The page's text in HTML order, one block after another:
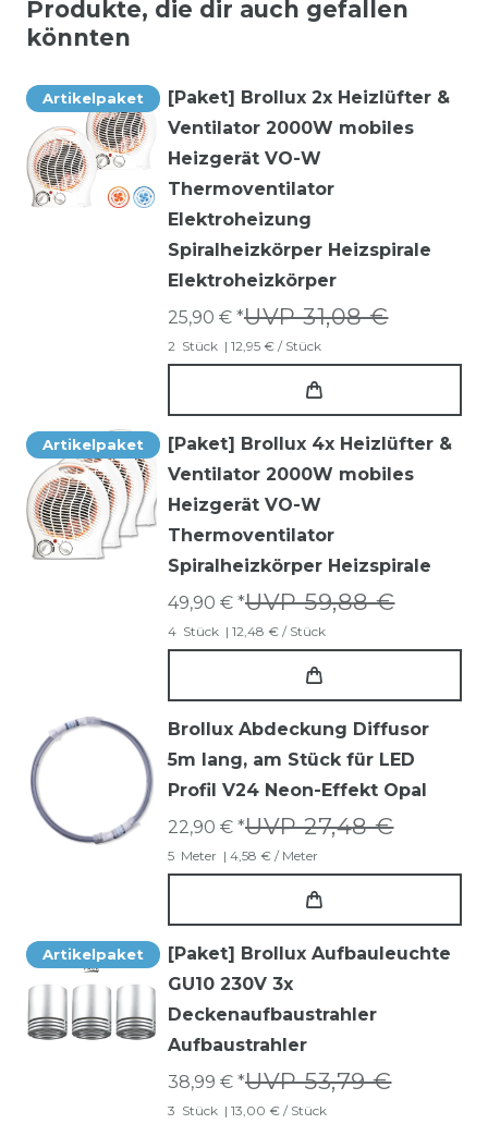
Produkte, die dir auch gefallen
könnten
Artikelpaket
[Paket] Brollux 2x Heizlüfter &
Ventilator 2000W mobiles
Heizgerät VO-W
Thermoventilator
Elektroheizung
Spiralheizkörper Heizspirale
Elektroheizkörper
UVP 31,08 €
25,90 € *
2 Stück | 12,95 € / Stück
Artikelpaket
[Paket] Brollux 4x Heizlüfter &
Ventilator 2000W mobiles
Heizgerät VO-W
Thermoventilator
Spiralheizkörper Heizspirale
UVP 59,88 €
49,90 € *
4 Stück | 12,48 € / Stück
Brollux Abdeckung Diffusor
5m lang, am Stück für LED
Profil V24 Neon-Effekt Opal
UVP 27,48 €
22,90 € *
5 Meter | 4,58 € / Meter
Artikelpaket
[Paket] Brollux Aufbauleuchte
GU10 230V 3x
Deckenaufbaustrahler
Aufbaustrahler
UVP 53,79 €
38,99 € *
3 Stück | 13,00 € / Stück